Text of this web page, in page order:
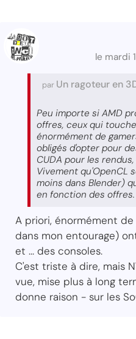
le mardi
par Un ragoteur en
Peu importe si AMD
offres, ceux qui
énormément de
obligés d'opter pour
CUDA pour les
Vivement qu'OpenCL
moins dans Blender)
en fonction des offres.
A priori, énormément
dans mon entourage)
et ... des consoles.
C'est triste à dire, mais
vue, mise plus à long
donne raison - sur les